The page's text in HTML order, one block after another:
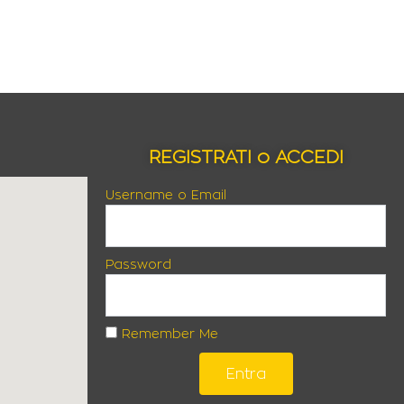
REGISTRATI o ACCEDI
Username o Email
Password
Remember Me
Entra